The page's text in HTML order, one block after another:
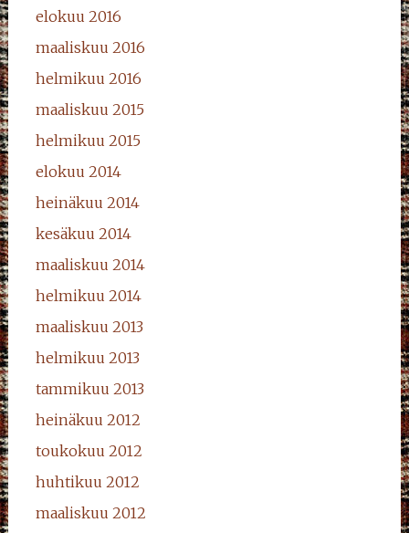
elokuu 2016
maaliskuu 2016
helmikuu 2016
maaliskuu 2015
helmikuu 2015
elokuu 2014
heinäkuu 2014
kesäkuu 2014
maaliskuu 2014
helmikuu 2014
maaliskuu 2013
helmikuu 2013
tammikuu 2013
heinäkuu 2012
toukokuu 2012
huhtikuu 2012
maaliskuu 2012